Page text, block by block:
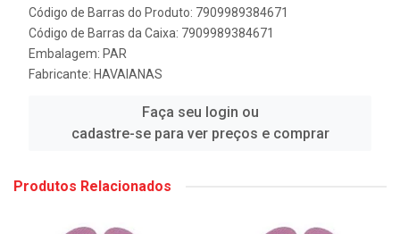
Código de Barras do Produto: 7909989384671
Código de Barras da Caixa: 7909989384671
Embalagem: PAR
Fabricante: HAVAIANAS
Faça seu login ou
cadastre-se para ver preços e comprar
Produtos Relacionados